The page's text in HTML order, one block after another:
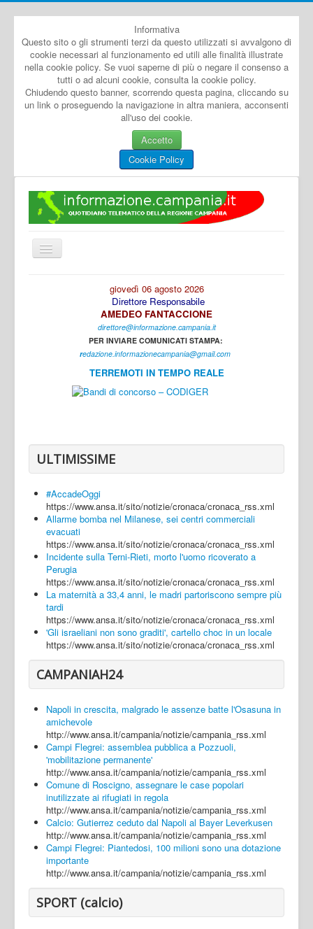
Informativa
Questo sito o gli strumenti terzi da questo utilizzati si avvalgono di
cookie necessari al funzionamento ed utili alle finalità illustrate
nella cookie policy. Se vuoi saperne di più o negare il consenso a
tutti o ad alcuni cookie, consulta la cookie policy.
Chiudendo questo banner, scorrendo questa pagina, cliccando su
un link o proseguendo la navigazione in altra maniera, acconsenti
all'uso dei cookie.
Accetto
Cookie Policy
Cambia
navigazione
Caserta
Napoli
Salerno
Login
giovedì 06 agosto 2026
Direttore Responsabile
AMEDEO FANTACCIONE
direttore@informazione.campania.it
PER INVIARE COMUNICATI STAMPA:
redazione.informazionecampania@gmail.com
TERREMOTI IN TEMPO REALE
ULTIMISSIME
#AccadeOggi
https://www.ansa.it/sito/notizie/cronaca/cronaca_rss.xml
Allarme bomba nel Milanese, sei centri commerciali
evacuati
https://www.ansa.it/sito/notizie/cronaca/cronaca_rss.xml
Incidente sulla Terni-Rieti, morto l'uomo ricoverato a
Perugia
https://www.ansa.it/sito/notizie/cronaca/cronaca_rss.xml
La maternità a 33,4 anni, le madri partoriscono sempre più
tardi
https://www.ansa.it/sito/notizie/cronaca/cronaca_rss.xml
'Gli israeliani non sono graditi', cartello choc in un locale
https://www.ansa.it/sito/notizie/cronaca/cronaca_rss.xml
CAMPANIAH24
Napoli in crescita, malgrado le assenze batte l'Osasuna in
amichevole
http://www.ansa.it/campania/notizie/campania_rss.xml
Campi Flegrei: assemblea pubblica a Pozzuoli,
'mobilitazione permanente'
http://www.ansa.it/campania/notizie/campania_rss.xml
Comune di Roscigno, assegnare le case popolari
inutilizzate ai rifugiati in regola
http://www.ansa.it/campania/notizie/campania_rss.xml
Calcio: Gutierrez ceduto dal Napoli al Bayer Leverkusen
http://www.ansa.it/campania/notizie/campania_rss.xml
Campi Flegrei: Piantedosi, 100 milioni sono una dotazione
importante
http://www.ansa.it/campania/notizie/campania_rss.xml
SPORT (calcio)